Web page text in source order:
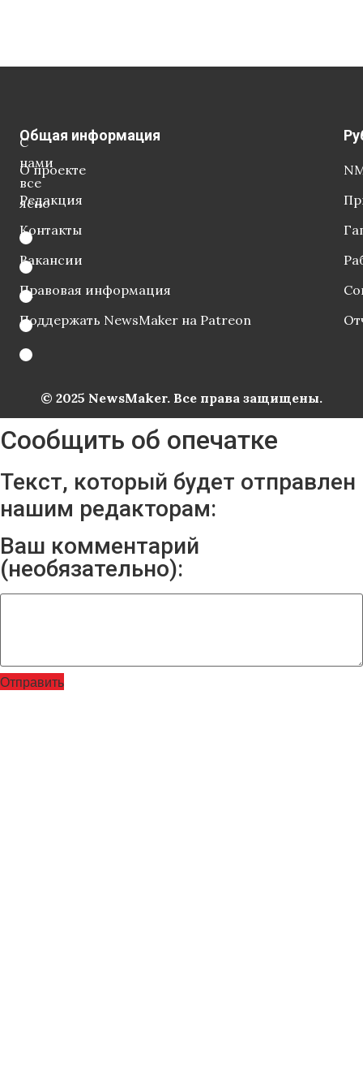
С
нами
все
ясно
Общая информация
О проекте
Редакция
Контакты
Вакансии
Правовая информация
Поддержать NewsMaker на Patreon
© 2025 NewsMaker. Все права защищены.
Сообщить об опечатке
Текст, который будет отправлен
нашим редакторам:
Ваш комментарий
(необязательно):
Отправить